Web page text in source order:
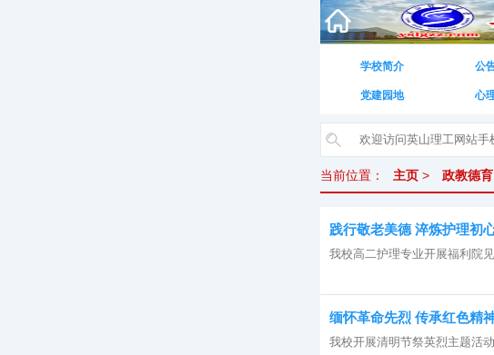
学校简介 公
党建园地 心
当前位置： 主页 > 政教德育
践行敬老美德 淬炼护理初
我校高二护理专业开展福利院
缅怀革命先烈 传承红色精
我校开展清明节祭英烈主题活